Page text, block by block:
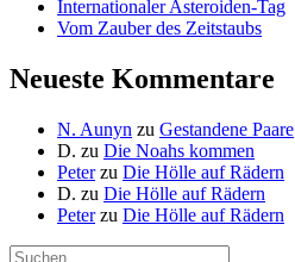
Internationaler Asteroiden-Tag
Vom Zauber des Zeitstaubs
Neueste Kommentare
N. Aunyn zu Gestandene Paare
D. zu Die Noahs kommen
Peterzu Die Hölle auf Rädern
D. zu Die Hölle auf Rädern
Peterzu Die Hölle auf Rädern
Suche